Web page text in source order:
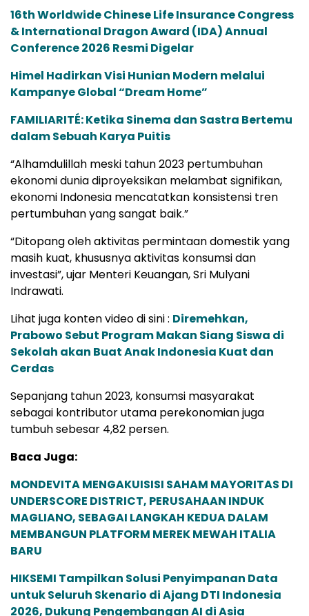
16th Worldwide Chinese Life Insurance Congress
& International Dragon Award (IDA) Annual
Conference 2026 Resmi Digelar
Himel Hadirkan Visi Hunian Modern melalui
Kampanye Global “Dream Home”
FAMILIARITÉ: Ketika Sinema dan Sastra Bertemu
dalam Sebuah Karya Puitis
“Alhamdulillah meski tahun 2023 pertumbuhan
ekonomi dunia diproyeksikan melambat signifikan,
ekonomi Indonesia mencatatkan konsistensi tren
pertumbuhan yang sangat baik.”
“Ditopang oleh aktivitas permintaan domestik yang
masih kuat, khususnya aktivitas konsumsi dan
investasi”, ujar Menteri Keuangan, Sri Mulyani
Indrawati.
Lihat juga konten video di sini : Diremehkan,
Prabowo Sebut Program Makan Siang Siswa di
Sekolah akan Buat Anak Indonesia Kuat dan
Cerdas
Sepanjang tahun 2023, konsumsi masyarakat
sebagai kontributor utama perekonomian juga
tumbuh sebesar 4,82 persen.
Baca Juga:
MONDEVITA MENGAKUISISI SAHAM MAYORITAS DI
UNDERSCORE DISTRICT, PERUSAHAAN INDUK
MAGLIANO, SEBAGAI LANGKAH KEDUA DALAM
MEMBANGUN PLATFORM MEREK MEWAH ITALIA
BARU
HIKSEMI Tampilkan Solusi Penyimpanan Data
untuk Seluruh Skenario di Ajang DTI Indonesia
2026, Dukung Pengembangan AI di Asia